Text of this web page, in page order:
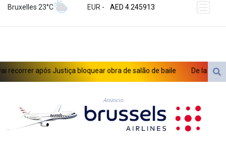
Bruxelles 23°C EUR -
AED 4.245913
AFN 76.887634
ARS 1733.04774
AUD 1.638747
AZN 1.97002
BAM 1.955776
BBD 2.321671
BDT 142.688227
após Justiça bloquear obra de salão de baile De la Espriella
Anúncio